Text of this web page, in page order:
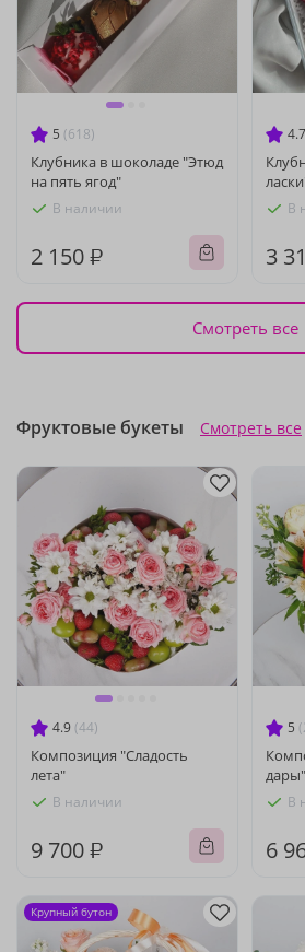
5 (618)
Клубника в шоколаде "Этюд
на пять ягод"
В наличии
2 150 ₽
4.7
В
3
Смотреть все
Фруктовые букеты Смотреть все
4.9 (44)
Композиция "Сладость
лета"
В наличии
9 700 ₽
5
дары"
В
6
Крупный бутон